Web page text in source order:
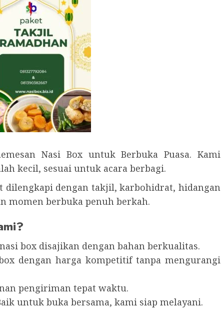
Nasi Box untuk Berbuka Puasa. Kami
kecil, sesuai untuk acara berbagi.
dilengkapi dengan takjil, karbohidrat, hidangan
momen berbuka penuh berkah.
box disajikan dengan bahan berkualitas.
dengan harga kompetitif tanpa mengurangi
pengiriman tepat waktu.
untuk buka bersama, kami siap melayani.